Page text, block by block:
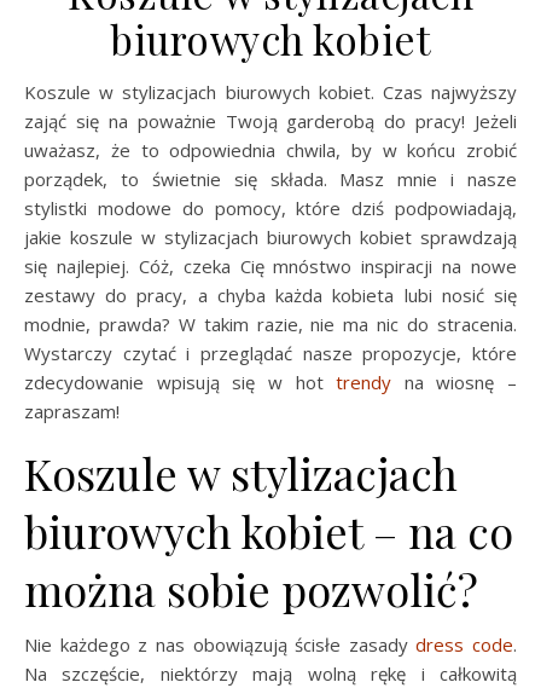
biurowych kobiet
Koszule w stylizacjach biurowych kobiet. Czas najwyższy
zająć się na poważnie Twoją garderobą do pracy! Jeżeli
uważasz, że to odpowiednia chwila, by w końcu zrobić
porządek, to świetnie się składa. Masz mnie i nasze
stylistki modowe do pomocy, które dziś podpowiadają,
jakie koszule w stylizacjach biurowych kobiet sprawdzają
się najlepiej. Cóż, czeka Cię mnóstwo inspiracji na nowe
zestawy do pracy, a chyba każda kobieta lubi nosić się
modnie, prawda? W takim razie, nie ma nic do stracenia.
Wystarczy czytać i przeglądać nasze propozycje, które
zdecydowanie wpisują się w hottrendy na wiosnę –
zapraszam!
Koszule w stylizacjach
biurowych kobiet – na co
można sobie pozwolić?
Nie każdego z nas obowiązują ścisłe zasadydress code.
Na szczęście, niektórzy mają wolną rękę i całkowitą